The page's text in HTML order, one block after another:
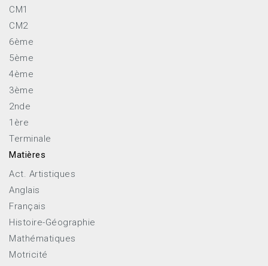
CM1
CM2
6ème
5ème
4ème
3ème
2nde
1ère
Terminale
Matières
Act. Artistiques
Anglais
Français
Histoire-Géographie
Mathématiques
Motricité